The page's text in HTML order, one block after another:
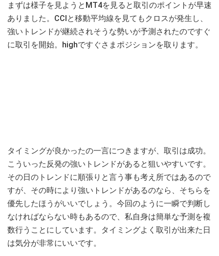
まずは様子を見ようとMT4を見ると取引のポイントが早速
ありました。CCIと移動平均線を見てもクロスが発生し、
強いトレンドが継続されそうな勢いが予測されたのですぐ
に取引を開始。highですぐさまポジションを取ります。
タイミングが良かったの一言につきますが、取引は成功。
こういった反発の強いトレンドがあると狙いやすいです。
その日のトレンドに順張りと言う事も考え所ではあるので
すが、その時により強いトレンドがあるのなら、そちらを
優先したほうがいいでしょう。今回のように一瞬で判断し
なければならない時もあるので、私自身は簡単な予測を複
数行うことにしています。タイミングよく取引が出来た日
は気分が非常にいいです。